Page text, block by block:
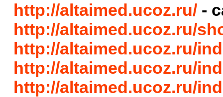
http://altaimed.ucoz.ru/ -
http://altaimed.ucoz.ru/
http://altaimed.ucoz.ru/
http://altaimed.ucoz.ru/
http://altaimed.ucoz.ru/